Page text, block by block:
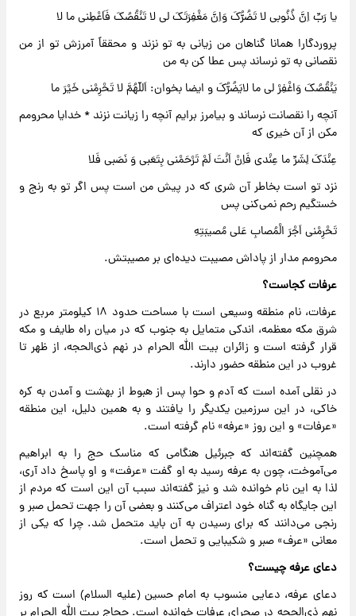
یا رَبِّ اِنَّ ذُنُوبی لا تَضُرُّکَ وَاِنَّ مَغْفِرَتَکَ لی لا تَنْقُصُکَ فَاَعْطِنی ما لا
پروردگارا همانا گناهان من زیانی به تو نزند و محققاً آمرزش تو از من
نقصانی به تو نرساند پس عطا کن به من
یَنْقُصُکَ وَاغْفِرْ لی ما لایَضُرُّکَ و ایضا بخوان: اَللّهُمَّ لا تَحْرِمْنی خَیْرَ ما
آنچه را نقصانت نرساند و بیامرز برایم آنچه را زیانت نزند * خدایا محرومم
مکن از آن خیری که
عِنْدَکَ لِشَرِّ ما عِنْدی فَاِنْ اَنْتَ لَمْ تَرْحَمْنی بِتَعَبی وَ نَصَبی فَلا
نزد تو است بخاطر آن شری که در پیش من است پس اگر تو به رنج و
خستگیم رحم نمی‌کنی پس
تَحْرِمْنی اَجْرَ الْمُصابِ عَلی مُصیبَتِهِ
محرومم مدار از پاداش مصیبت دیده‌ای بر مصیبتش.
عرفات کجاست؟
عرفات، نام منطقه وسیعی است با مساحت حدود ۱۸ کیلومتر مربع در
شرق مکه معظمه، اندکی متمایل به جنوب که در میان راه طایف و مکه
قرار گرفته است و زائران بیت ‌الله الحرام در نهم ذی‌الحجه، از ظهر تا
غروب در این منطقه حضور دارند.
در نقلی آمده است که آدم و حوا پس از هبوط از بهشت و آمدن به کره
خاکی، در این سرزمین یکدیگر را یافتند و به همین دلیل، این منطقه
«عرفات» و این روز «عرفه» نام گرفته است.
همچنین گفته‌اند که جبرئیل هنگامی که مناسک حج را به ابراهیم
می‌آموخت، چون به عرفه رسید به او گفت «عرفت» و او پاسخ داد آری،
لذا به این نام خوانده شد و نیز گفته‌اند سبب آن این است که مردم از
این جایگاه به گناه خود اعتراف می‌کنند و بعضی آن را جهت تحمل صبر و
رنجی می‌دانند که برای رسیدن به آن باید متحمل شد. چرا که یکی از
معانی «عرف» صبر و شکیبایی و تحمل است.
دعای عرفه چیست؟
دعای عرفه، دعایی منسوب به امام حسین (علیه السلام) است که روز